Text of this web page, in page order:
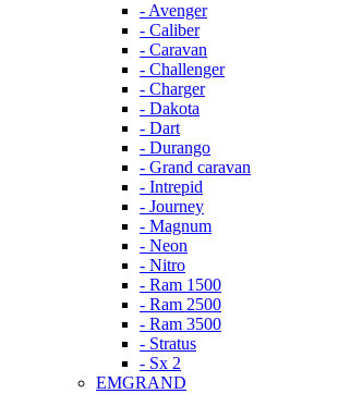
- Avenger
- Caliber
- Caravan
- Challenger
- Charger
- Dakota
- Dart
- Durango
- Grand caravan
- Intrepid
- Journey
- Magnum
- Neon
- Nitro
- Ram 1500
- Ram 2500
- Ram 3500
- Stratus
- Sx 2
EMGRAND